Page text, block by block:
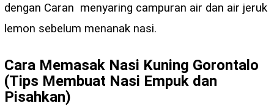
dengan Caran menyaring campuran air dan air jeruk
lemon sebelum menanak nasi.
Cara Memasak Nasi Kuning Gorontalo
(Tips Membuat Nasi Empuk dan
Pisahkan)